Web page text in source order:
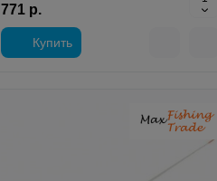
771 р.
Купить